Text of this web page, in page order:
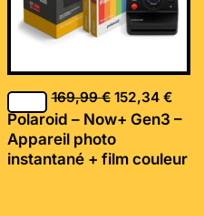
169,99€ 152,34 €
Polaroid – Now+ Gen3 –
Appareil photo
instantané + film couleur